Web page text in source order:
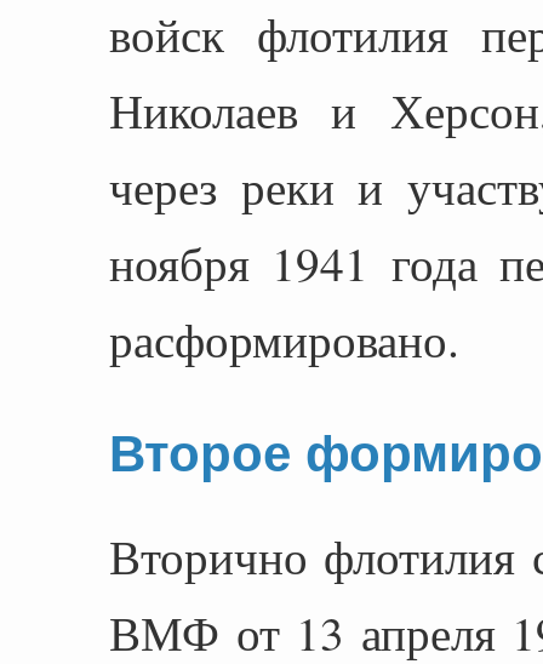
войск флотилия
Николаев и
через реки и
ноября 1941 года
расформировано.
Второе
Вторично флотилия
ВМФ от 13 апреля